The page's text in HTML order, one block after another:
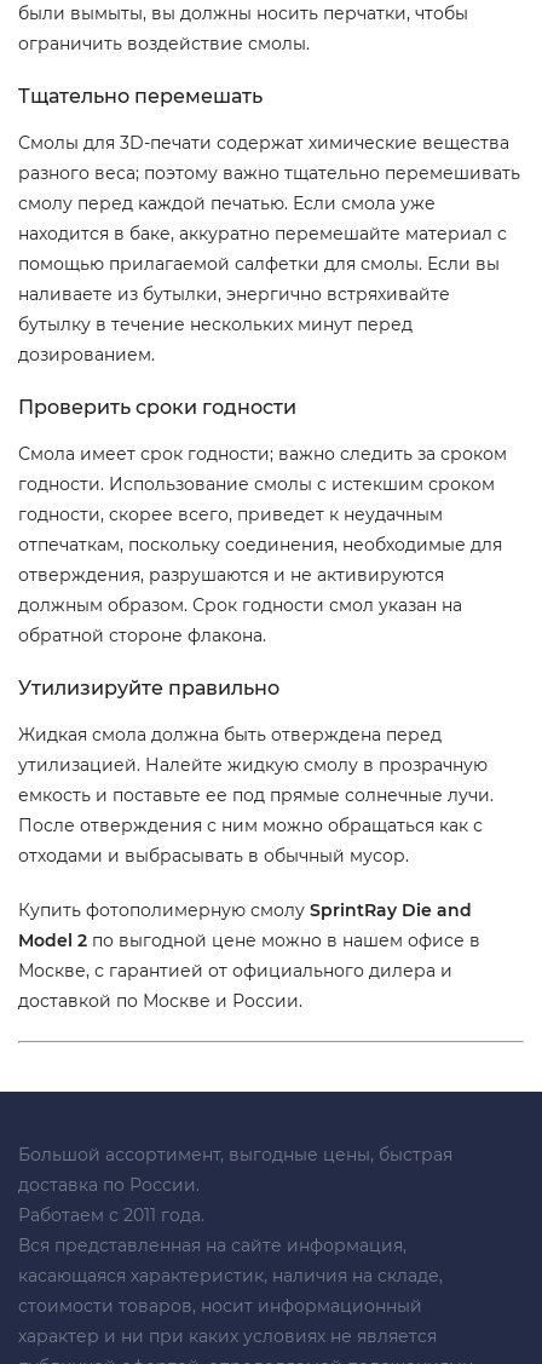
были вымыты, вы должны носить перчатки, чтобы
ограничить воздействие смолы.
Тщательно перемешать
Смолы для 3D-печати содержат химические вещества
разного веса; поэтому важно тщательно перемешивать
смолу перед каждой печатью. Если смола уже
находится в баке, аккуратно перемешайте материал с
помощью прилагаемой салфетки для смолы. Если вы
наливаете из бутылки, энергично встряхивайте
бутылку в течение нескольких минут перед
дозированием.
Проверить сроки годности
Смола имеет срок годности; важно следить за сроком
годности. Использование смолы с истекшим сроком
годности, скорее всего, приведет к неудачным
отпечаткам, поскольку соединения, необходимые для
отверждения, разрушаются и не активируются
должным образом. Срок годности смол указан на
обратной стороне флакона.
Утилизируйте правильно
Жидкая смола должна быть отверждена перед
утилизацией. Налейте жидкую смолу в прозрачную
емкость и поставьте ее под прямые солнечные лучи.
После отверждения с ним можно обращаться как с
отходами и выбрасывать в обычный мусор.
Купить фотополимерную смолу SprintRay Die and
Model 2 по выгодной цене можно в нашем офисе в
Москве, с гарантией от официального дилера и
доставкой по Москве и России.
Большой ассортимент, выгодные цены, быстрая
доставка по России.
Работаем с 2011 года.
Вся представленная на сайте информация,
касающаяся характеристик, наличия на складе,
стоимости товаров, носит информационный
характер и ни при каких условиях не является